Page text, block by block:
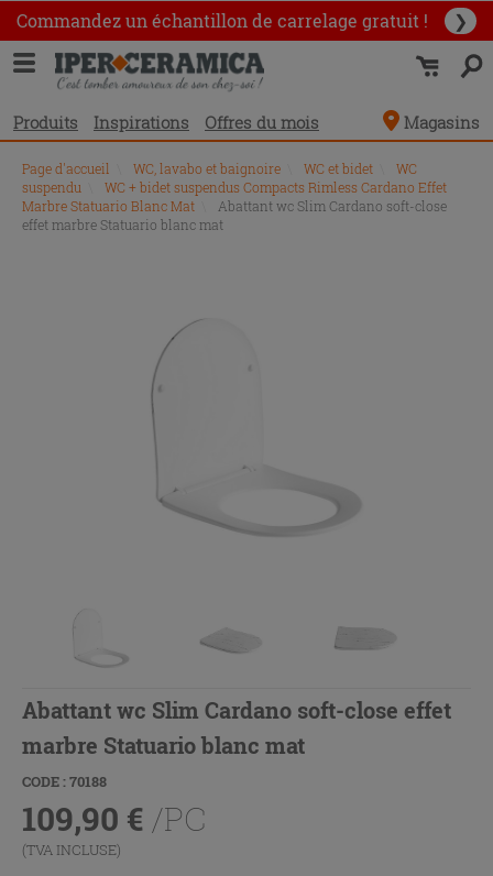
Commandez un échantillon de carrelage gratuit ! ❯
Produits Inspirations Offres du mois Magasins
Page d'accueil WC, lavabo et baignoire WC et bidet
WC
suspendu
WC + bidet suspendus Compacts Rimless Cardano Effet
Marbre Statuario Blanc Mat
Abattant wc Slim Cardano soft-close
effet marbre Statuario blanc mat
Abattant wc Slim Cardano soft-close effet
marbre Statuario blanc mat
CODE : 70188
109,90 € /PC
(TVA INCLUSE)